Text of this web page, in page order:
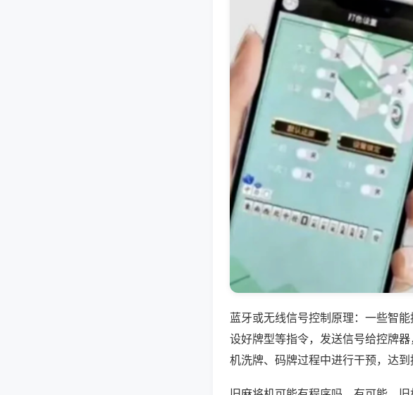
蓝牙或无线信号控制原理：一些智
设好牌型等指令，发送信号给控牌
机洗牌、码牌过程中进行干预，达到